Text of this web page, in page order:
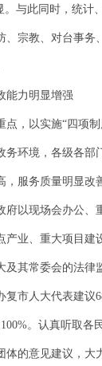
与此同时，统计
、宗教、对台事务
能力明显增强
点，以实施“四项
务环境，各级各部
，服务质量明显改
府以现场会办公、
产业、重大项目建
及其常委会的法律
复市人大代表建议
。认真听取各
体的意见建议，大